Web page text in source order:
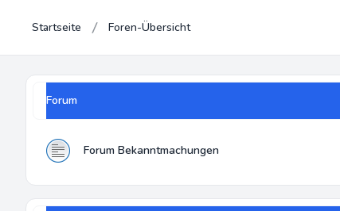
Startseite Foren-Übersicht
Forum
Forum Bekanntmachungen